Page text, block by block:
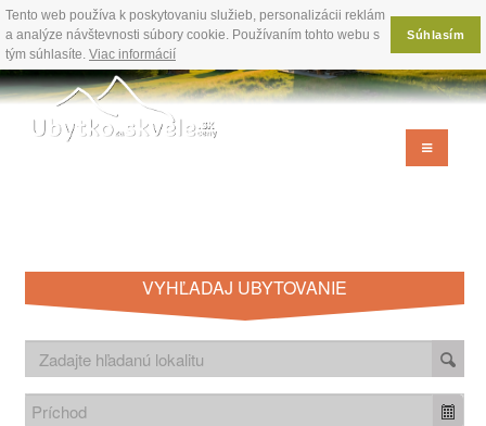
Tento web používa k poskytovaniu služieb, personalizácii reklám
a analýze návštevnosti súbory cookie. Používaním tohto webu s
tým súhlasíte. Viac informácií
Súhlasím
VYHĽADAJ UBYTOVANIE